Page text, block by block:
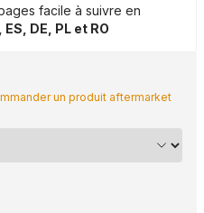
facile à suivre en
ES, DE, PL et RO
un produit aftermarket